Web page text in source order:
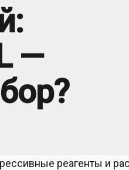
—
реагенты и